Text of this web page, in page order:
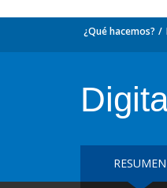
¿Qué hacemos?
RESUMEN